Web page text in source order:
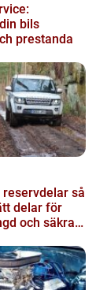
bils
prestanda
så
delar för
och säkra